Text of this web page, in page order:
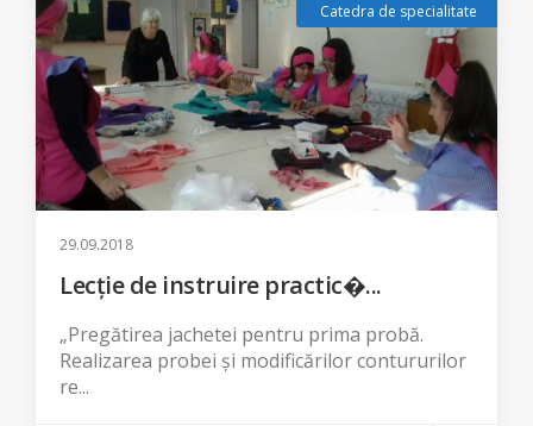
Catedra de specialitate
29.09.2018
Lecție de instruire practic�...
„Pregătirea jachetei pentru prima probă.
Realizarea probei și modificărilor contururilor
re...